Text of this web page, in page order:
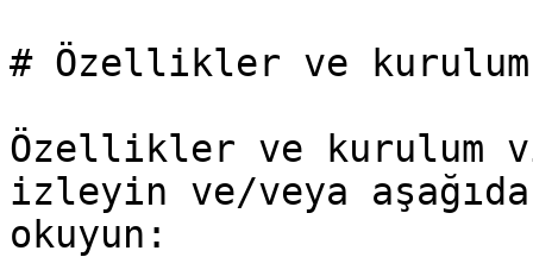
# Özellikler ve kurulum
Özellikler ve kurulum
izleyin ve/veya
okuyun: